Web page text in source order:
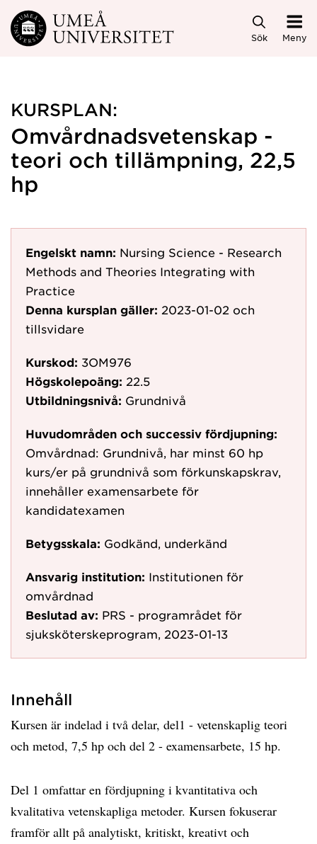
Hoppa direkt till innehållet
Sök Meny
KURSPLAN:
Omvårdnadsvetenskap -
teori och tillämpning, 22,5
hp
Engelskt namn: Nursing Science - Research
Methods and Theories Integrating with
Practice
Denna kursplan gäller: 2023-01-02 och
tillsvidare
Kurskod: 3OM976
Högskolepoäng: 22.5
Utbildningsnivå: Grundnivå
Huvudområden och successiv fördjupning:
Omvårdnad: Grundnivå, har minst 60 hp
kurs/er på grundnivå som förkunskapskrav,
innehåller examensarbete för
kandidatexamen
Betygsskala: Godkänd, underkänd
Ansvarig institution: Institutionen för
omvårdnad
Beslutad av: PRS - programrådet för
sjuksköterskeprogram, 2023-01-13
Innehåll
Kursen är indelad i två delar, del1 - vetenskaplig teori
och metod, 7,5 hp och del 2 - examensarbete, 15 hp.
Del 1 omfattar en fördjupning i kvantitativa och
kvalitativa vetenskapliga metoder. Kursen fokuserar
framför allt på analytiskt, kritiskt, kreativt och